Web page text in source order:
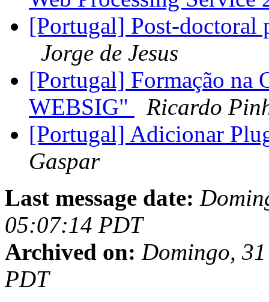
[Portugal] Post-doctoral
Jorge de Jesus
[Portugal] Formação na
WEBSIG"
Ricardo
[Portugal] Adicionar
Gaspar
Last message date:
05:07:14 PDT
Archived on: Domingo,
PDT